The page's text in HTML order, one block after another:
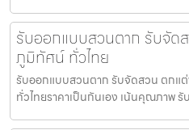
รับออกแบบสวนตาก รับจัด
ภูมิทัศน์ ทั่วไทย
รับออกแบบสวนตาก รับจัดสวน ตก
ทั่วไทยราคาเป็นกันเอง เน้นคุณภาพ